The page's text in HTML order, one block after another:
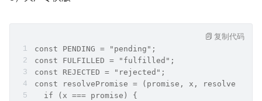
const PENDING = "pending";
const FULFILLED = "fulfilled";
const REJECTED = "rejected";
const resolvePromise = (promise, x, resolve,
  if (x === promise) {
复制代码